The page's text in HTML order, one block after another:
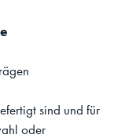
sind und für
oder